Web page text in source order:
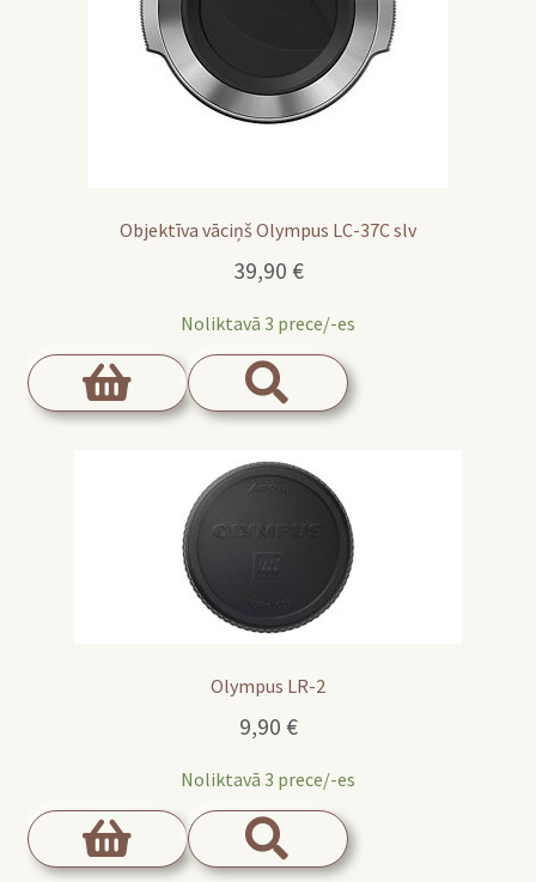
Objektīva vāciņš Olympus LC-37C slv
39,90 €
Noliktavā 3 prece/-es
Olympus LR-2
9,90 €
Noliktavā 3 prece/-es